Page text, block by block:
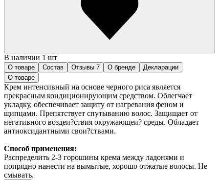
В наличии 1 шт
О товаре Состав Отзывы 7 О бренде
Декларации
О товаре
Крем интенсивный на основе черного риса является
прекрасным кондиционирующим средством. Облегчает
укладку, обеспечивает защиту от нагревания феном и
щипцами. Препятствует спутыванию волос. Защищает от
негативного воздеи?ствия окружающеи? среды. Обладает
антиоксидантными свои?ствами.
Способ применения:
Распределить 2-3 горошины крема между ладонями и
попрядно нанести на вымытые, хорошо отжатые волосы. Не
смывать.